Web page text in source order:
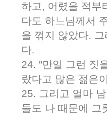
하고, 어렸을 적부
다도 하느님께서
을 꺾지 않았다.
다.
24. "만일 그런 짓
랐다고 많은 젊은
25. 그리고 얼마
들도 나 때문에 그